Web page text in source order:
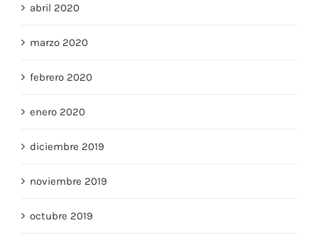
abril 2020
marzo 2020
febrero 2020
enero 2020
diciembre 2019
noviembre 2019
octubre 2019